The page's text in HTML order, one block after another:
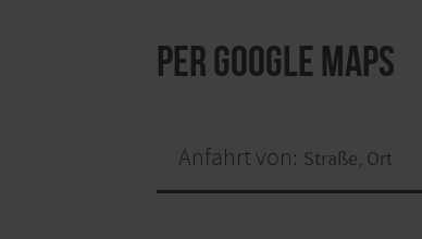
per Google Maps
Anfahrt von: